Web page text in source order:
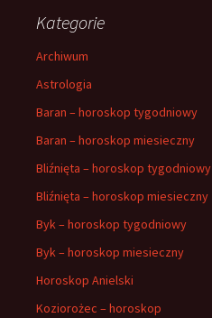
Kategorie
Archiwum
Astrologia
Baran – horoskop tygodniowy
Baran – horoskop miesieczny
Bliźnięta – horoskop tygodniowy
Bliźnięta – horoskop miesieczny
Byk – horoskop tygodniowy
Byk – horoskop miesieczny
Horoskop Anielski
Koziorożec – horoskop